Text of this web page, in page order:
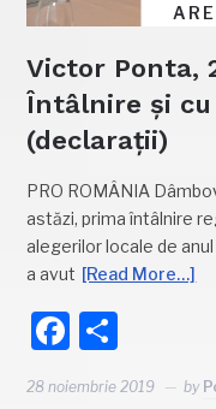
Victor Ponta,
Întâlnire și cu
(declarații)
PRO ROMÂNIA
astăzi, prima întâlnire
alegerilor locale de
a avut [Read More…]
28 noiembrie 2019 by